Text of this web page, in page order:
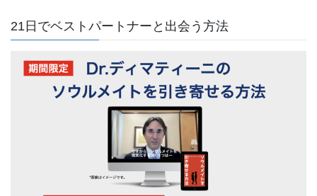
21日でベストパートナーと出会う方法